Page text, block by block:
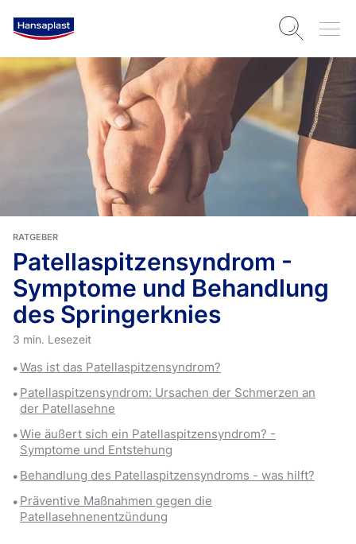
RATGEBER
Patellaspitzensyndrom -
Symptome und Behandlung
des Springerknies
3 min. Lesezeit
Was ist das Patellaspitzensyndrom?
Patellaspitzensyndrom: Ursachen der Schmerzen an
der Patellasehne
Wie äußert sich ein Patellaspitzensyndrom? -
Symptome und Entstehung
Behandlung des Patellaspitzensyndroms - was hilft?
Präventive Maßnahmen gegen die
Patellasehnenentzündung